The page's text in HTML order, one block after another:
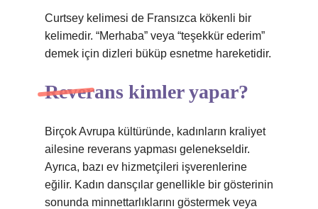
Curtsey kelimesi de Fransızca kökenli bir
kelimedir. “Merhaba” veya “teşekkür ederim”
demek için dizleri büküp esnetme hareketidir.
Reverans kimler yapar?
Birçok Avrupa kültüründe, kadınların kraliyet
ailesine reverans yapması gelenekseldir.
Ayrıca, bazı ev hizmetçileri işverenlerine
eğilir. Kadın dansçılar genellikle bir gösterinin
sonunda minnettarlıklarını göstermek veya